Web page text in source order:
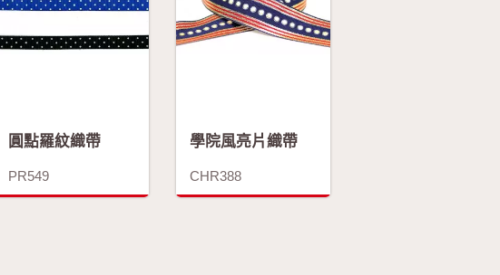
圓點羅紋織帶
PR549
學院風亮片織帶
CHR388